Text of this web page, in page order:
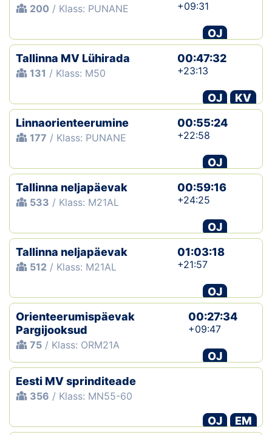
200 / Klass: PUNANE +09:31
OJ
Tallinna MV Lühirada
131 / Klass: M50
00:47:32
+23:13
OJ
KV
Linnaorienteerumine
177 / Klass: PUNANE
00:55:24
+22:58
OJ
Tallinna neljapäevak
533 / Klass: M21AL
00:59:16
+24:25
OJ
Tallinna neljapäevak
512 / Klass: M21AL
01:03:18
+21:57
OJ
Orienteerumispäevak
Pargijooksud
75 / Klass: ORM21A
00:27:34
+09:47
OJ
Eesti MV sprinditeade
356 / Klass: MN55-60
OJ
EM